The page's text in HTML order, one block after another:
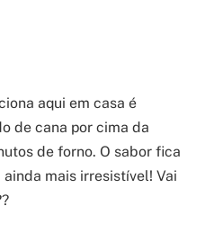
aqui em casa é
de cana por cima da
de forno. O sabor fica
mais irresistível! Vai